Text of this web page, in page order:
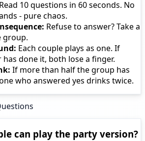
Read 10 questions in 60 seconds. No
- pure chaos.
Refuse to answer? Take a
group.
Each couple plays as one. If
done it, both lose a finger.
If more than half the group has
who answered yes drinks twice.
can play the party version?